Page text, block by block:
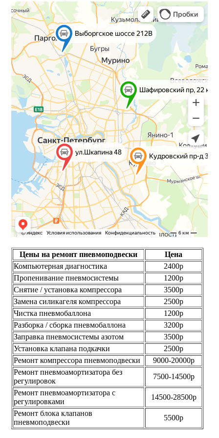
Цены на ремонт пневмоподвески
Цена
Компьютерная диагностика
2400р
Пропенивание пневмосистемы
1200р
Снятие / установка компрессора
3500р
Замена силикагеля компрессора
2500р
Чистка пневмобаллона
1200р
Разборка / сборка пневмобаллона
3200р
Заправка пневмосистемы азотом
3500р
Установка клапана подкачки
2500р
Ремонт компрессора пневмоподвески
9000-20000р
Ремонт пневмоамортизатора без
регулировок
7500-14500р
Ремонт пневмоамортизатора с
регулировками
14500-28500р
Ремонт блока клапанов
пневмоподвески
5500р